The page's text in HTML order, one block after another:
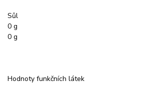
Sůl
0 g
0 g
Hodnoty funkčních látek